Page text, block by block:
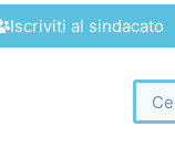
Iscriviti al sindacato